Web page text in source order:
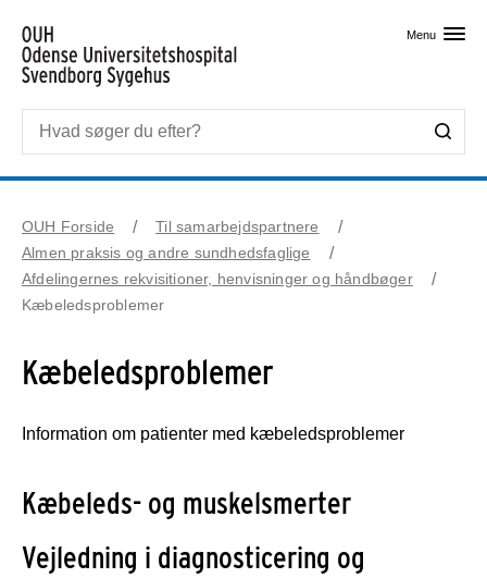
Menu
OUH Forside
Til samarbejdspartnere
Almen praksis og andre sundhedsfaglige
Afdelingernes rekvisitioner, henvisninger og håndbøger
Kæbeledsproblemer
Kæbeledsproblemer
Information om patienter med kæbeledsproblemer
Kæbeleds- og muskelsmerter
Vejledning i diagnosticering og